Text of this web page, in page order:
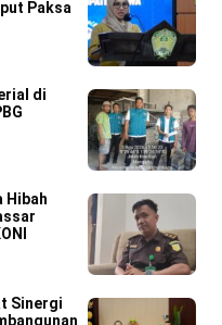
Paksa
di
Hibah
Sinergi